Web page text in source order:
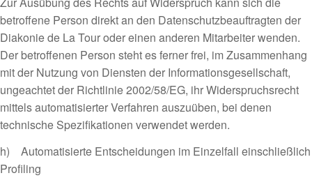
betroffene Person direkt an den Datenschutzbeauftragten der
Diakonie de La Tour oder einen anderen Mitarbeiter wenden.
Der betroffenen Person steht es ferner frei, im Zusammenhang
mit der Nutzung von Diensten der Informationsgesellschaft,
ungeachtet der Richtlinie 2002/58/EG, ihr Widerspruchsrecht
mittels automatisierter Verfahren auszuüben, bei denen
technische Spezifikationen verwendet werden.
h) Automatisierte Entscheidungen im Einzelfall einschließlich
Profiling